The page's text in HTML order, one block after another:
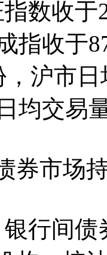
数收于
指收于
，沪市
均交易
券市场
行间